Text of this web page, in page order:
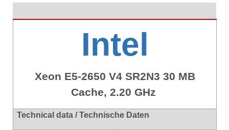
Intel
Xeon E5-2650 V4 SR2N3 30 MB
Cache, 2.20 GHz
Technical data / Technische Daten